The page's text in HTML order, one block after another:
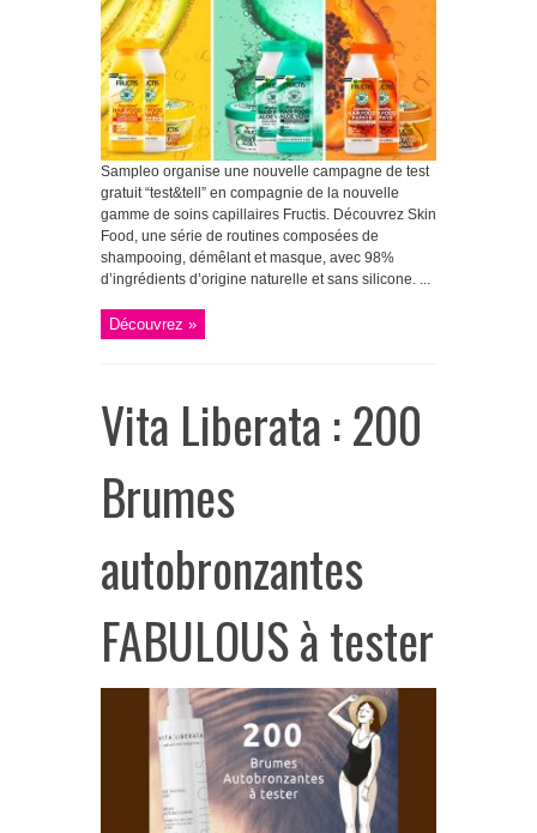
Sampleo organise une nouvelle campagne de test
gratuit “test&tell” en compagnie de la nouvelle
gamme de soins capillaires Fructis. Découvrez Skin
Food, une série de routines composées de
shampooing, démêlant et masque, avec 98%
d’ingrédients d’origine naturelle et sans silicone. ...
Découvrez »
Vita Liberata : 200
Brumes
autobronzantes
FABULOUS à tester